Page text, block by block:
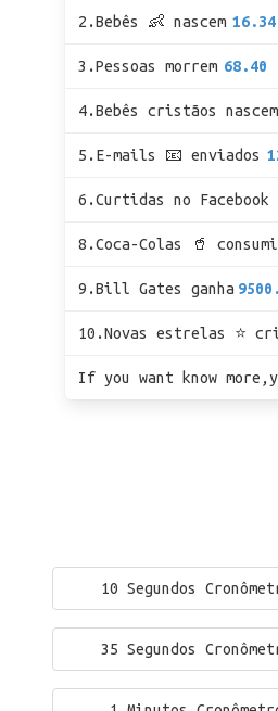
2.Bebês 👶 nascem 16.34
3.Pessoas morrem 68.40
4.Bebês cristãos nascem
5.E-mails 📧 enviados
6.Curtidas no Facebook
8.Coca-Colas 🥤
9.Bill Gates ganha
10.Novas estrelas ⭐
If you want know
10 Segundos
35 Segundos